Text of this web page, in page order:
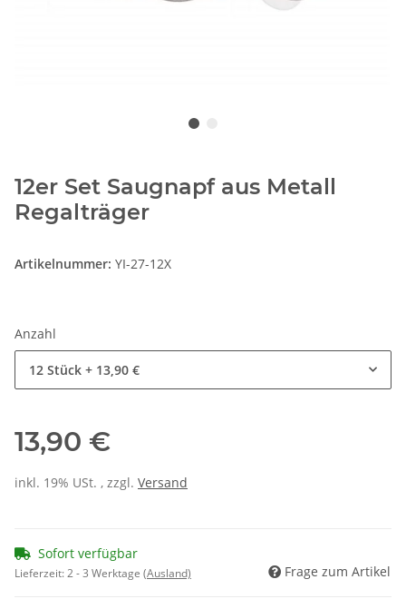
12er Set Saugnapf aus Metall
Regalträger
Artikelnummer: YI-27-12X
Anzahl
12 Stück + 13,90 €
13,90 €
inkl. 19% USt. , zzgl. Versand
Sofort verfügbar
Lieferzeit:2 - 3 Werktage (Ausland) Frage zum Artikel